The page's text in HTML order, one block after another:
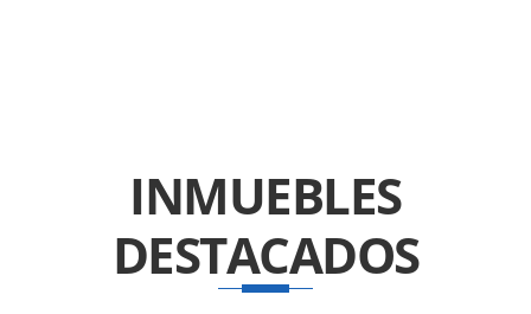
INMUEBLES
DESTACADOS